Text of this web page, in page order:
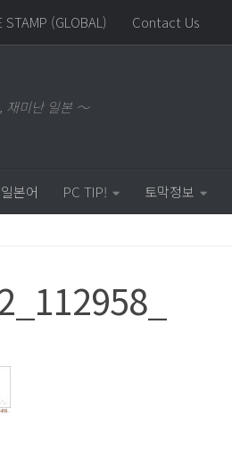
STAMP (GLOBAL) Contact Us
재미난 일본 ～
본어 PC TIP! 토막정보